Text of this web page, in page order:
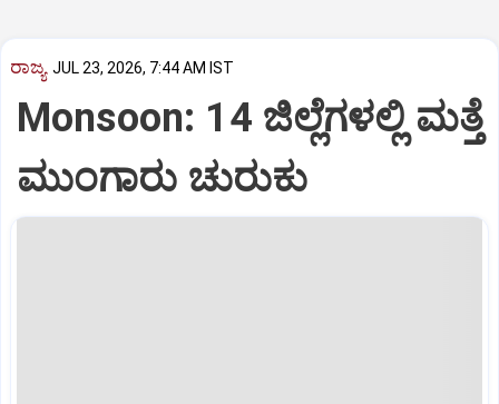
ರಾಜ್ಯ JUL 23, 2026, 7:44 AM IST
Monsoon: 14 ಜಿಲ್ಲೆಗಳಲ್ಲಿ ಮತ್ತೆ
ಮುಂಗಾರು ಚುರುಕು